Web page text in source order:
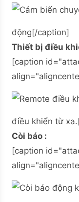
động[/caption]
Thiết bị điều
[caption
điều khiển từ
Còi báo :
[caption